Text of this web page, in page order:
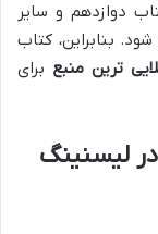
دوازدهم و سایر
بنابراین، کتاب
ترین منبع برای
لیسنینگ